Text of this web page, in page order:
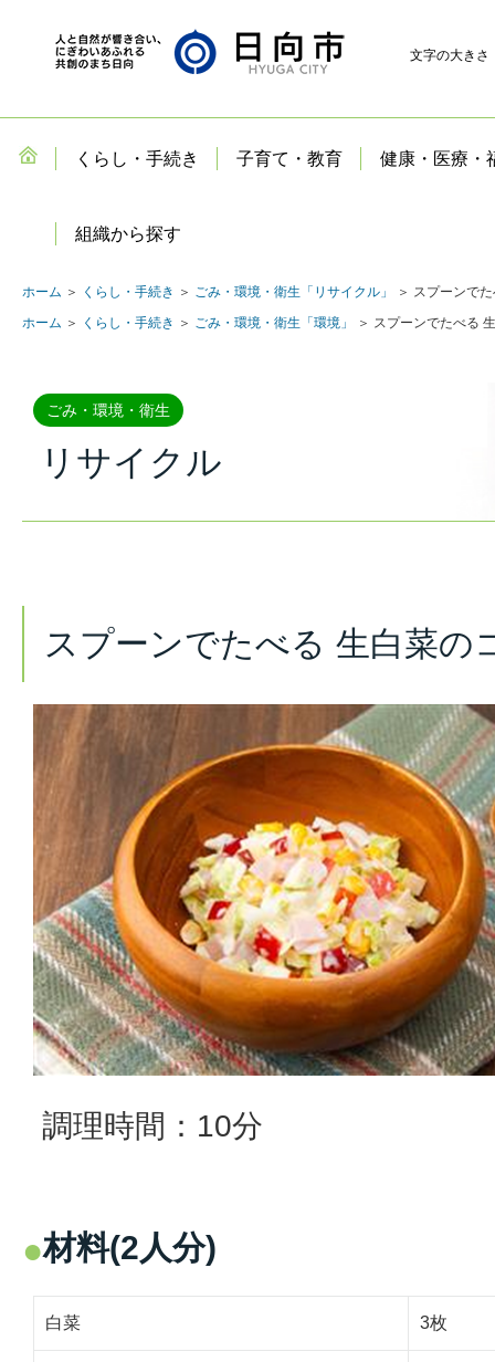
文字の大きさ
くらし・手続き 子育て・教育 健康・医療・
組織から探す
ホーム ＞ くらし・手続き ＞ ごみ・環境・衛生「リサイクル」
＞ スプーンで
ホーム ＞ くらし・手続き ＞ ごみ・環境・衛生「環境」 ＞ スプーンでたべる
ごみ・環境・衛生
リサイクル
スプーンでたべる 生白菜の
調理時間：10分
材料(2人分)
白菜 3枚